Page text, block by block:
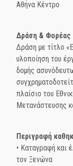
Αθήνα Κέντρο
Δράση & Φορέας
Δράση με τίτλο
υλοποίηση του
δομής
πλαίσιο του
Μετανάστευσης
Περιγραφή
• Καταγραφή και
τον Ξενώνα